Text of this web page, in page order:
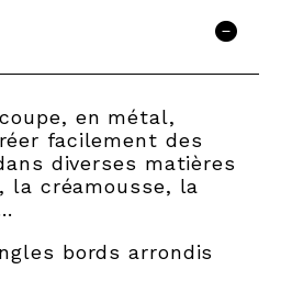
en métal,
facilement des
diverses matières
la créamousse, la
bords arrondis